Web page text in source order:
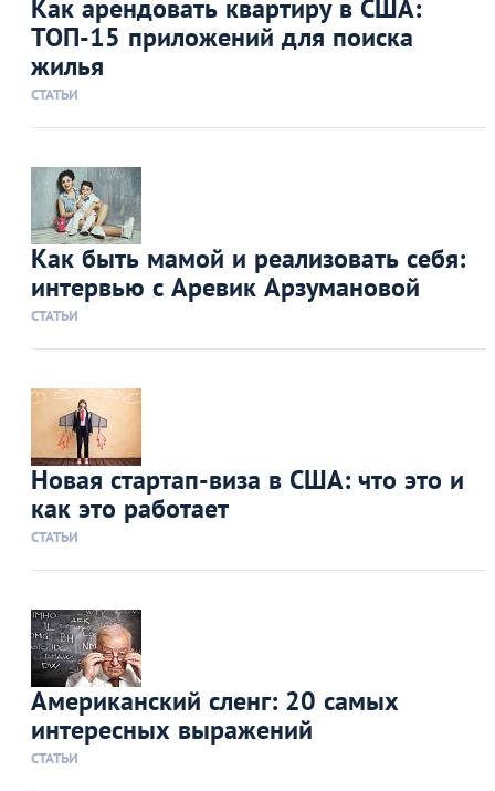
Как арендовать квартиру в США:
ТОП-15 приложений для поиска
жилья
СТАТЬИ
Как быть мамой и реализовать себя:
интервью с Аревик Арзумановой
СТАТЬИ
Новая стартап-виза в США: что это и
как это работает
СТАТЬИ
Американский сленг: 20 самых
интересных выражений
СТАТЬИ